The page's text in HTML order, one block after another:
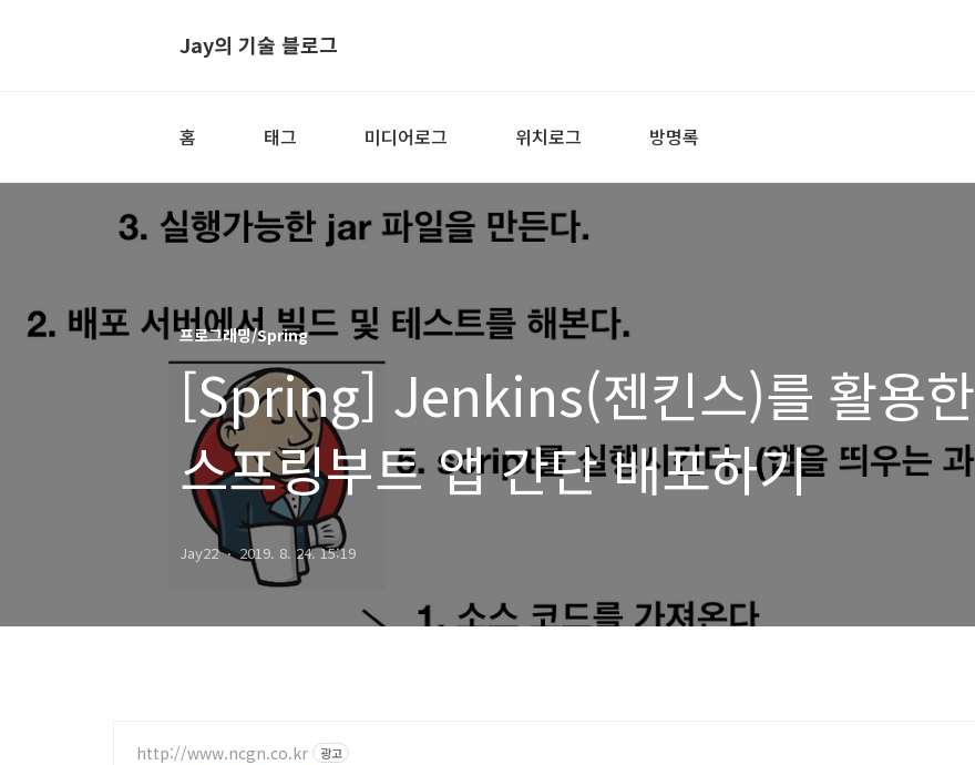
Jay의 기술 블로그
홈 태그 미디어로그 위치로그 방명록
프로그래밍/Spring
[Spring] Jenkins(젠킨스)를 활용한
스프링부트 앱 간단 배포하기
Jay22 2019. 8. 24. 15:19
http://www.ncgn.co.kr 광고